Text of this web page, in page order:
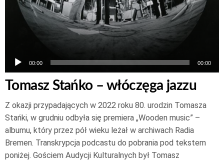
00:00 00:00
Tomasz Stańko – włóczęga jazzu
Z okazji przypadających w 2022 roku 80. urodzin Tomasza
Stańki, w grudniu odbyła się premiera „Wooden music” –
albumu, który przez pół wieku leżał w archiwach Radia
Bremen. Transkrypcja podcastu do pobrania pod tekstem
poniżej. Gościem Audycji Kulturalnych był Tomasz